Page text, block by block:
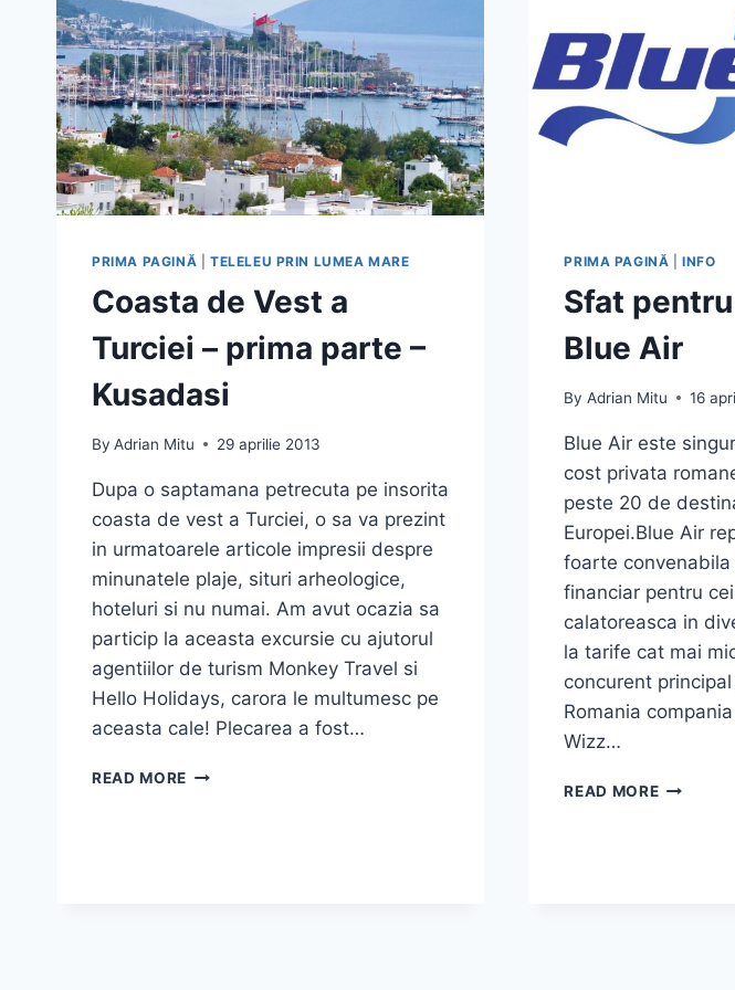
PRIMA PAGINĂ TELELEU PRIN LUMEA MARE
Coasta de Vest a
Turciei – prima parte –
Kusadasi
By Adrian Mitu 29 aprilie 2013
Dupa o saptamana petrecuta pe insorita
coasta de vest a Turciei, o sa va prezint
in urmatoarele articole impresii despre
minunatele plaje, situri arheologice,
hoteluri si nu numai. Am avut ocazia sa
particip la aceasta excursie cu ajutorul
agentiilor de turism Monkey Travel si
Hello Holidays, carora le multumesc pe
aceasta cale! Plecarea a fost…
READ MORE COASTA
PRIMA PAGINĂ |INFO
Sfat
Blue Air
By Adrian Mitu 16
Blue Air este
cost privata
peste 20 de
Europei.Blue Air
foarte
financiar pentru
calatoreasca in
la tarife cat mai
concurent
Romania
Wizz…
READ MORESFAT